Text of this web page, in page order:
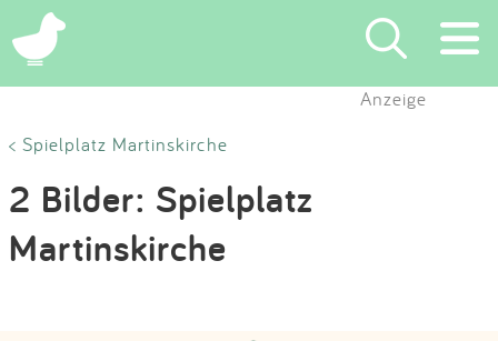
×
Suchen
Eintragen
App
Anzeige
< Spielplatz Martinskirche
2 Bilder: Spielplatz
Martinskirche